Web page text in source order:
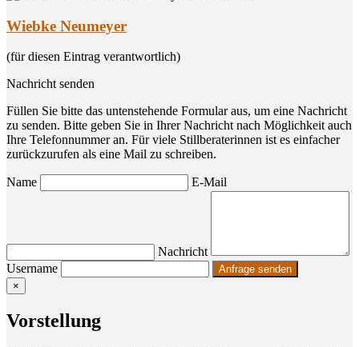
Wiebke Neumeyer
(für diesen Eintrag verantwortlich)
Nachricht senden
Füllen Sie bitte das untenstehende Formular aus, um eine Nachricht
zu senden. Bitte geben Sie in Ihrer Nachricht nach Möglichkeit auch
Ihre Telefonnummer an. Für viele Stillberaterinnen ist es einfacher
zurückzurufen als eine Mail zu schreiben.
Name E-Mail
Nachricht
Username
×
Vor­stel­lung